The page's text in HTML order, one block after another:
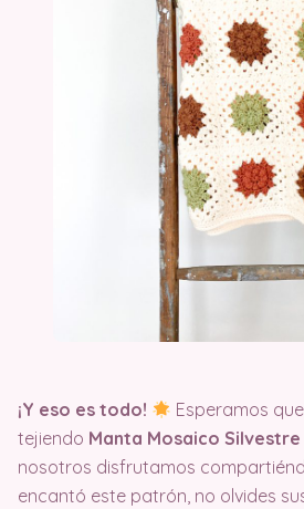
¡Y eso es todo!
Esperamos
tejiendo Manta Mosaico Silvestre
nosotros disfrutamos
encantó este patrón, no olvides